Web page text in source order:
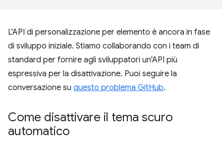
L'API di personalizzazione per elemento è ancora in fase
di sviluppo iniziale. Stiamo collaborando con i team di
standard per fornire agli sviluppatori un'API più
espressiva per la disattivazione. Puoi seguire la
conversazione su questo problema GitHub.
Come disattivare il tema scuro
automatico